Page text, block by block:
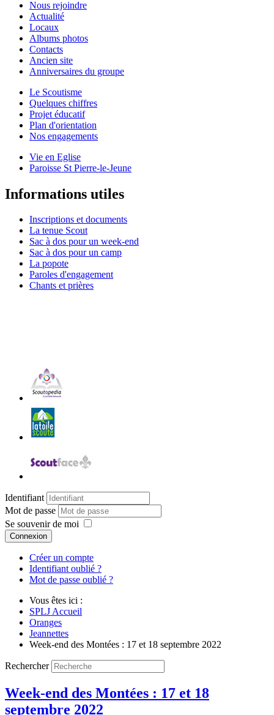
Nous rejoindre
Actualité
Locaux
Albums photos
Contacts
Ancien site
Anniversaires du groupe
Le Scoutisme
Quelques chiffres
Projet éducatif
Plan d'orientation
Nos engagements
Vie en Eglise
Paroisse St Pierre-le-Jeune
Informations utiles
Inscriptions et documents
La tenue Scout
Sac à dos pour un week-end
Sac à dos pour un camp
La popote
Paroles d'engagement
Chants et prières
Identifiant
Mot de passe
Se souvenir de moi
Connexion
Créer un compte
Identifiant oublié ?
Mot de passe oublié ?
Vous êtes ici :
SPLJ Accueil
Oranges
Jeannettes
Week-end des Montées : 17 et 18 septembre 2022
Rechercher
Week-end des Montées : 17 et 18
septembre 2022